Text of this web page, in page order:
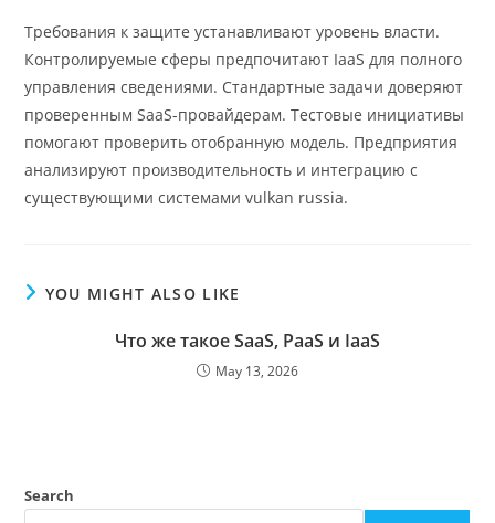
Требования к защите устанавливают уровень власти.
Контролируемые сферы предпочитают IaaS для полного
управления сведениями. Стандартные задачи доверяют
проверенным SaaS-провайдерам. Тестовые инициативы
помогают проверить отобранную модель. Предприятия
анализируют производительность и интеграцию с
существующими системами vulkan russia.
YOU MIGHT ALSO LIKE
Что же такое SaaS, PaaS и IaaS
May 13, 2026
Search